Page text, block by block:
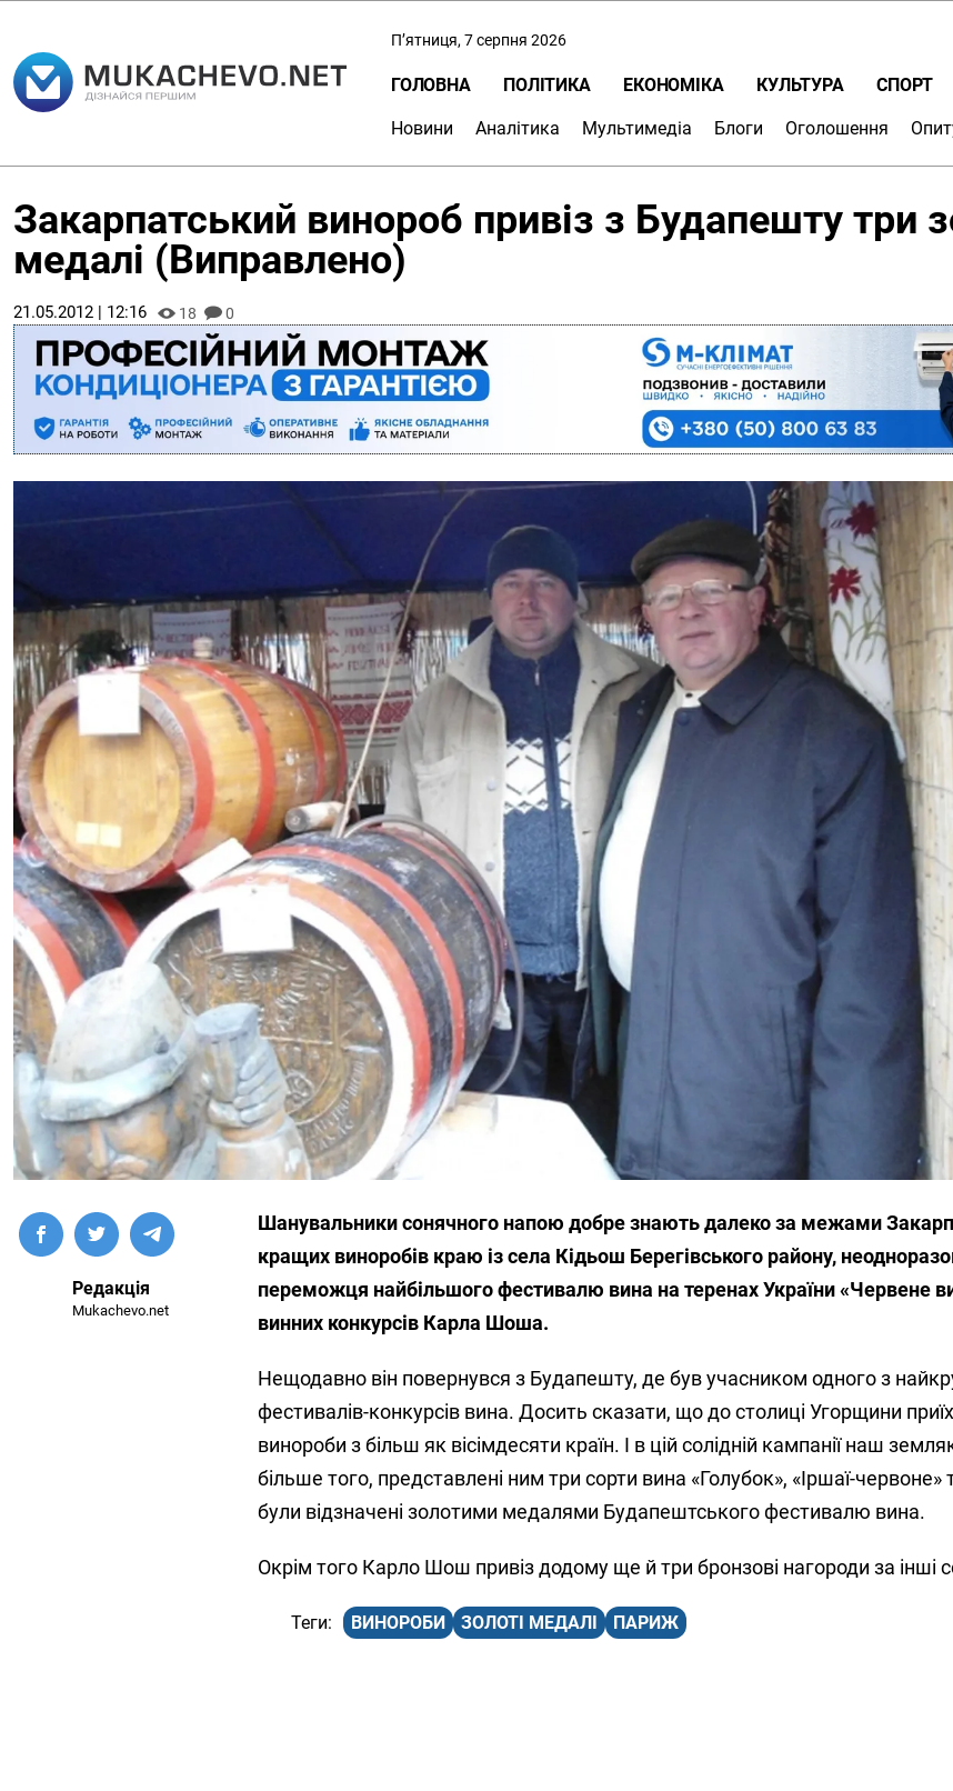
П’ятниця, 7 серпня 2026
ГОЛОВНА ПОЛІТИКА ЕКОНОМІКА КУЛЬТУРА СПОРТ
Новини Аналітика Мультимедіа Блоги Оголошення
Закарпатський винороб привіз з Будапешту три
медалі (Виправлено)
21.05.2012 | 12:16 18 0
Редакція
Mukachevo.net
Шанувальники сонячного напою добре знають далеко за межами
кращих виноробів краю із села Кідьош Берегівського району,
переможця найбільшого фестивалю вина на теренах України «Червене
винних конкурсів Карла Шоша.
Нещодавно він повернувся з Будапешту, де був учасником одного з
фестивалів-конкурсів вина. Досить сказати, що до столиці Угорщини
винороби з більш як вісімдесяти країн. І в цій солідній кампанії наш
більше того, представлені ним три сорти вина «Голубок», «Іршаї-червоне»
були відзначені золотими медалями Будапештського фестивалю вина.
Окрім того Карло Шош привіз додому ще й три бронзові нагороди за інші
ВИНОРОБИ ЗОЛОТІ МЕДАЛІ ПАРИЖ